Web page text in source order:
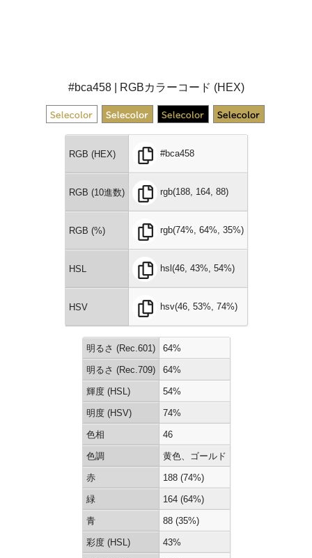
#bca458 | RGBカラーコード (HEX)
RGB (HEX) #bca458
RGB (10進数) rgb(188, 164, 88)
RGB (%) rgb(74%, 64%, 35%)
HSL hsl(46, 43%, 54%)
HSV hsv(46, 53%, 74%)
明るさ (Rec.601) 64%
明るさ (Rec.709) 64%
輝度 (HSL) 54%
明度 (HSV) 74%
色相 46
色調 黄色、ゴールド
赤 188 (74%)
緑 164 (64%)
青 88 (35%)
彩度 (HSL) 43%